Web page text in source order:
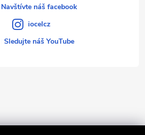
Navštívte náš facebook
iocelcz
Sledujte náš YouTube